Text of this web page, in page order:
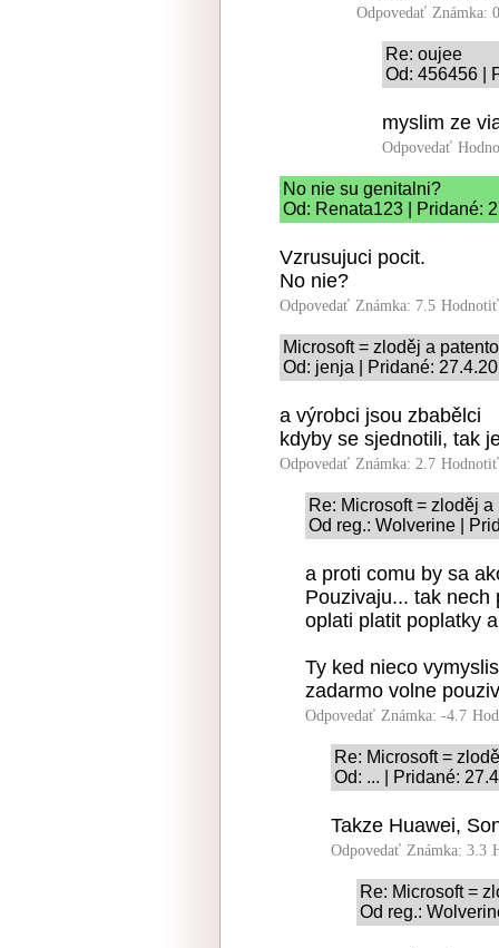
Odpovedať Známka:
Re: oujee
Od: 456456 |
myslim ze
Odpovedať
No nie su genitalni?
Od: Renata123 | Pridané:
Vzrusujuci pocit.
No nie?
Odpovedať Známka: 7.5
Microsoft = zloděj a
Od: jenja | Pridané:
a výrobci jsou zbabělci
kdyby se sjednotili, tak
Odpovedať Známka: 2.7
Re: Microsoft = zloděj
Od reg.: Wolverine |
a proti comu by sa
Pouzivaju... tak nech
oplati platit poplatky
Ty ked nieco
zadarmo volne
Odpovedať Známka: -4.7
Re: Microsoft =
Od: ... | Pridané:
Takze Huawei,
Odpovedať Známka: 3.3
Re: Microsoft =
Od reg.: